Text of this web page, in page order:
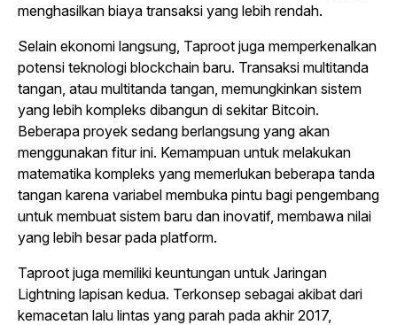
menghasilkan biaya transaksi yang lebih rendah.
Selain ekonomi langsung, Taproot juga memperkenalkan
potensi teknologi blockchain baru. Transaksi multitanda
tangan, atau multitanda tangan, memungkinkan sistem
yang lebih kompleks dibangun di sekitar Bitcoin.
Beberapa proyek sedang berlangsung yang akan
menggunakan fitur ini. Kemampuan untuk melakukan
matematika kompleks yang memerlukan beberapa tanda
tangan karena variabel membuka pintu bagi pengembang
untuk membuat sistem baru dan inovatif, membawa nilai
yang lebih besar pada platform.
Taproot juga memiliki keuntungan untuk Jaringan
Lightning lapisan kedua. Terkonsep sebagai akibat dari
kemacetan lalu lintas yang parah pada akhir 2017,